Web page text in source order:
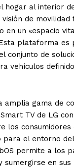
hogar al interior
de movilidad
en un «espacio
plataforma es
conjunto de
vehículos
amplia gama de
TV de LG
los consumidores
para el entorno
permite a los
sumergirse en sus